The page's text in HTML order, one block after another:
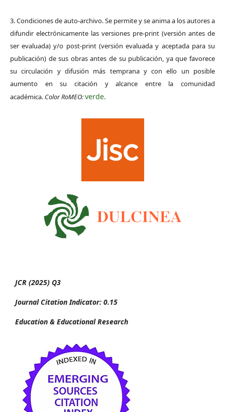
3. Condiciones de auto-archivo. Se permite y se anima a los autores a
difundir electrónicamente las versiones pre-print (versión antes de
ser evaluada) y/o post-print (versión evaluada y aceptada para su
publicación) de sus obras antes de su publicación, ya que favorece
su circulación y difusión más temprana y con ello un posible
aumento en su citación y alcance entre la comunidad
académica. Color RoMEO:verde.
JCR (2025) Q3
Journal Citation Indicator: 0.15
Education & Educational Research